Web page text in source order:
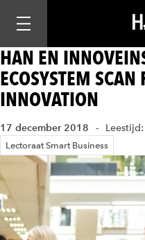
Mobiele navigatie
HAN EN
ECOSYSTEM SCAN
INNOVATION
17 december 2018
Lectoraat Smart Business